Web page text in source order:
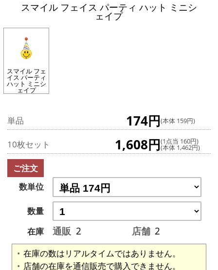
スマイル フェイス パーティ ハット ミニシ
ェイプ
スマイル フェ
イス パーティ
ハット ミニシ
ェイプ
単品 174円(本体 159円)
10枚セット 1,608円(1点当 160円)
(本体 1,462円)
ご注文
数単位
数量
在庫
通販 2 店舗 2
在庫の数はリアルタイムではありません。
店舗の在庫を通信販売で購入できません。